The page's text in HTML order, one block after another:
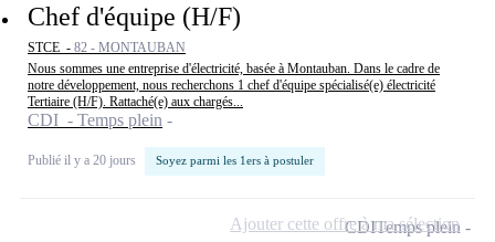
Chef d'équipe (H/F)
STCE - 82 - MONTAUBAN
Nous sommes une entreprise d'électricité, basée à Montauban. Dans le cadre de
notre développement, nous recherchons 1 chef d'équipe spécialisé(e) électricité
Tertiaire (H/F). Rattaché(e) aux chargés...
CDI - Temps plein
Publié il y a 20 jours Soyez parmi les 1ers à postuler
CDITemps plein
Ajouter cette offre à ma sélection